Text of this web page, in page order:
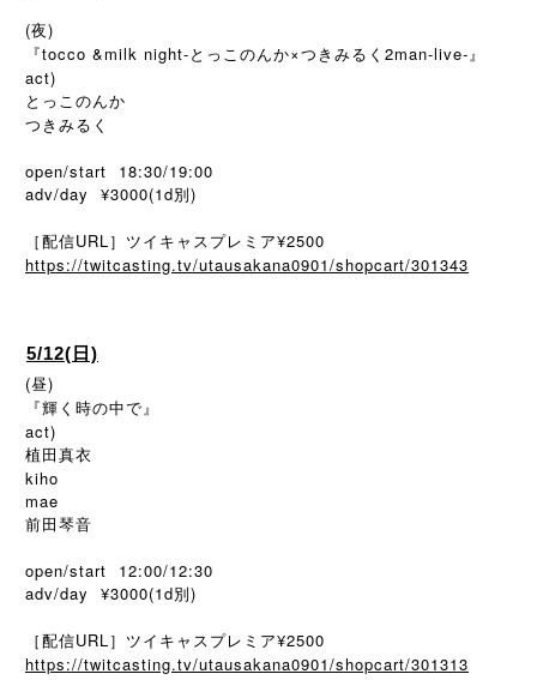
(夜)
『tocco &milk night-とっこのんか×つきみるく2man-live-』
act)
とっこのんか
つきみるく
open/start 18:30/19:00
adv/day ¥3000(1d別)
［配信URL］ツイキャスプレミア¥2500
https://twitcasting.tv/utausakana0901/shopcart/301343
5/12(日)
(昼)
『輝く時の中で』
act)
植田真衣
kiho
mae
前田琴音
open/start 12:00/12:30
adv/day ¥3000(1d別)
［配信URL］ツイキャスプレミア¥2500
https://twitcasting.tv/utausakana0901/shopcart/301313